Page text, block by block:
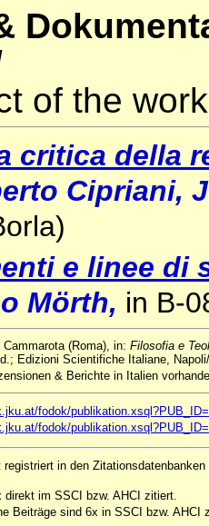
of the
critica della
Cipriani,
e linee di
Mörth, in B-
(Roma), in: Filosofia e
Edizioni Scientifiche Italiane,
& Berichte in Italien
fodok/
fodok/
registriert in den
direkt im SSCI bzw. AHCI zitiert.
Beiträge sind 6x in SSCI bzw. AHCI